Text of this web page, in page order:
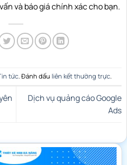
và báo giá chính xác cho bạn.
tức. Đánh dấu liên kết thường trực.
Dịch vụ quảng cáo Google
Ads